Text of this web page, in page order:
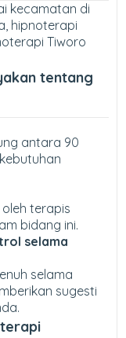
kecamatan di
hipnoterapi
Tiworo
tentang
antara 90
terapis
bidang ini.
selama
selama
sugesti